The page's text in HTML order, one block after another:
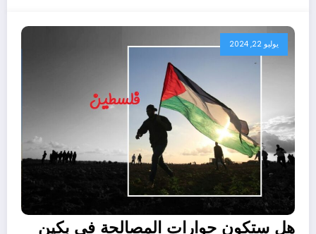
يوليو 22, 2024
هل ستكون حوارات المصالحة في بكين